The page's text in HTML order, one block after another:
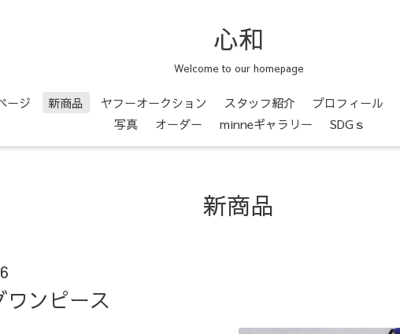
心和
Welcome to our homepage
ージ 新商品 ヤフーオークション スタッフ紹介 プロフィール
写真
オーダー minneギャラリー SDGｓ
新商品
ワンピース